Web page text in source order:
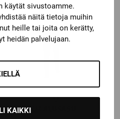
käytät sivustoamme.
näitä tietoja muihin
heille tai joita on kerätty,
heidän palvelujaan.
KAIKKICCM ALUSASU